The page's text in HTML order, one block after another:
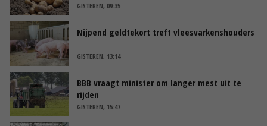
GISTEREN, 09:35
Nijpend geldtekort treft vleesvarkenshouders
GISTEREN, 13:14
BBB vraagt minister om langer mest uit te
rijden
GISTEREN, 15:47